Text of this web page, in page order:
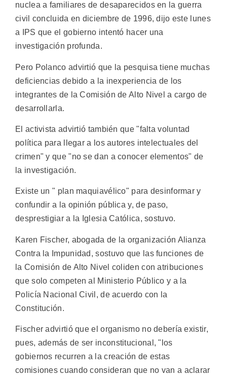
nuclea a familiares de desaparecidos en la guerra
civil concluida en diciembre de 1996, dijo este lunes
a IPS que el gobierno intentó hacer una
investigación profunda.
Pero Polanco advirtió que la pesquisa tiene muchas
deficiencias debido a la inexperiencia de los
integrantes de la Comisión de Alto Nivel a cargo de
desarrollarla.
El activista advirtió también que "falta voluntad
política para llegar a los autores intelectuales del
crimen" y que "no se dan a conocer elementos" de
la investigación.
Existe un " plan maquiavélico" para desinformar y
confundir a la opinión pública y, de paso,
desprestigiar a la Iglesia Católica, sostuvo.
Karen Fischer, abogada de la organización Alianza
Contra la Impunidad, sostuvo que las funciones de
la Comisión de Alto Nivel coliden con atribuciones
que solo competen al Ministerio Público y a la
Policía Nacional Civil, de acuerdo con la
Constitución.
Fischer advirtió que el organismo no debería existir,
pues, además de ser inconstitucional, "los
gobiernos recurren a la creación de estas
comisiones cuando consideran que no van a aclarar